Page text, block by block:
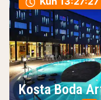
Kosta Boda